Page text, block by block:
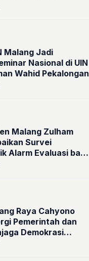
Malang Jadi
Nasional di UIN
Wahid Pekalongan
Malang Zulham
Survei
Alarm Evaluasi bagi
Raya Cahyono
Pemerintah dan
Demokrasi